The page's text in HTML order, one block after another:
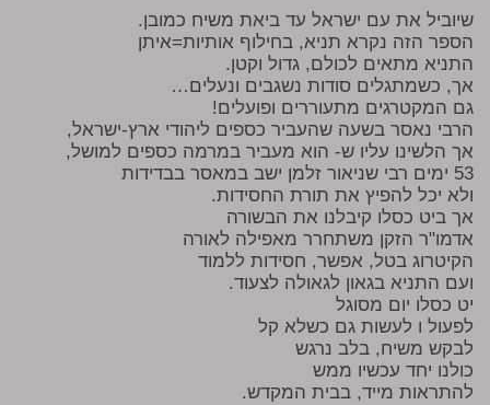
שיוביל את עם ישראל עד ביאת משיח כמובן.
הספר הזה נקרא תניא, בחילוף אותיות=איתן
התניא מתאים לכולם, גדול וקטן.
אך, כשמתגלים סודות נשגבים ונעלים…
גם המקטרגים מתעוררים ופועלים!
הרבי נאסר בשעה שהעביר כספים ליהודי ארץ-ישראל,
אך הלשינו עליו ש- הוא מעביר במרמה כספים למושל,
53 ימים רבי שניאור זלמן ישב במאסר בבדידות
ולא יכל להפיץ את תורת החסידות.
אך ביט כסלו קיבלנו את הבשורה
אדמו"ר הזקן משתחרר מאפילה לאורה
הקיטרוג בטל, אפשר, חסידות ללמוד
ועם התניא בגאון לגאולה לצעוד.
יט כסלו יום מסוגל
לפעול ו לעשות גם כשלא קל
לבקש משיח, בלב נרגש
כולנו יחד עכשיו ממש
להתראות מייד, בבית המקדש.